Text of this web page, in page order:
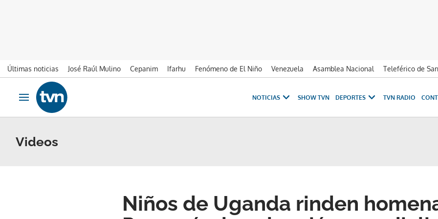
Últimas noticias José Raúl Mulino Cepanim Ifarhu Fenómeno de El Niño Venezuela Asamblea Nacional Teleférico de
Ir al contenido
Obrir navegació
NOTICIAS SHOW TVN DEPORTES TVN RADIO
Videos
Niños de Uganda rinden